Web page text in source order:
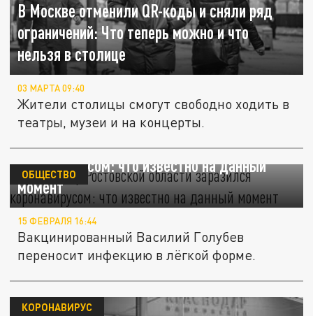
В Москве отменили QR-коды и сняли ряд
ограничений: Что теперь можно и что
нельзя в столице
03 МАРТА 09:40
Жители столицы смогут свободно ходить в
театры, музеи и на концерты.
Губернатор Ростовской области заразился
коронавирусом: что известно на данный
момент
ОБЩЕСТВО
15 ФЕВРАЛЯ 16:44
Вакцинированный Василий Голубев
переносит инфекцию в лёгкой форме.
КОРОНАВИРУС